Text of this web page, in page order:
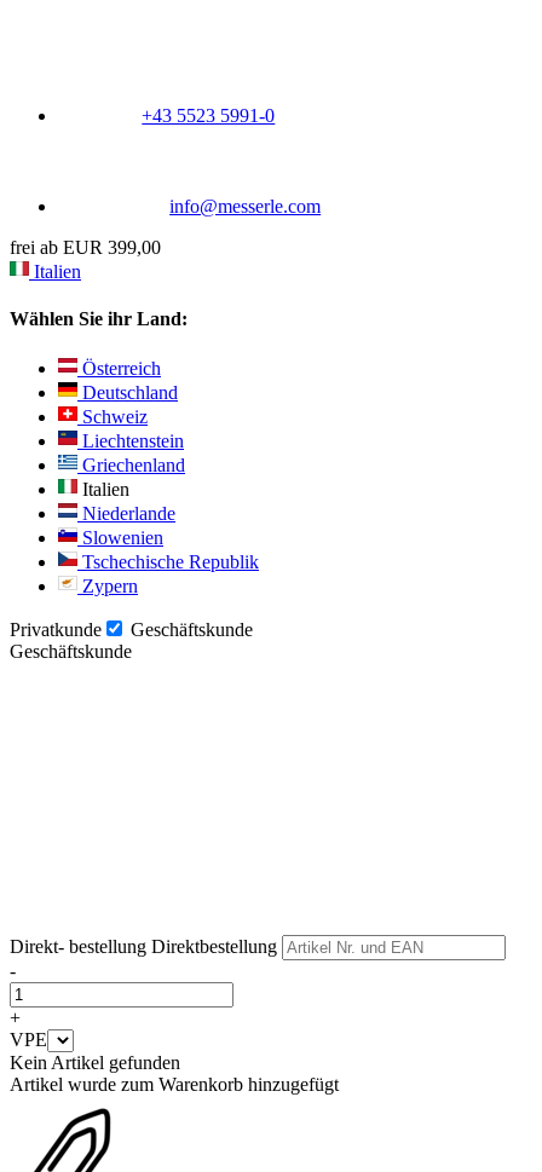
+43 5523 5991-0
info@messerle.com
frei ab EUR 399,00
Italien
Wählen Sie ihr Land:
Österreich
Deutschland
Schweiz
Liechtenstein
Griechenland
Italien
Niederlande
Slowenien
Tschechische Republik
Zypern
Privatkunde
Geschäftskunde
Geschäftskunde
Direkt- bestellung Direktbestellung
-
+
VPE
Kein Artikel gefunden
Artikel wurde zum Warenkorb hinzugefügt